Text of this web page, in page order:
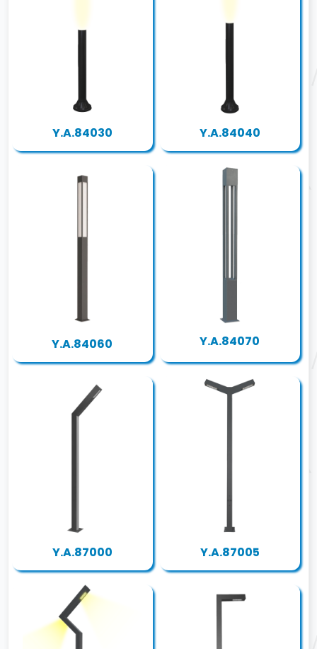
Y.A.84030 Y.A.84040
Y.A.84060 Y.A.84070
Y.A.87000 Y.A.87005